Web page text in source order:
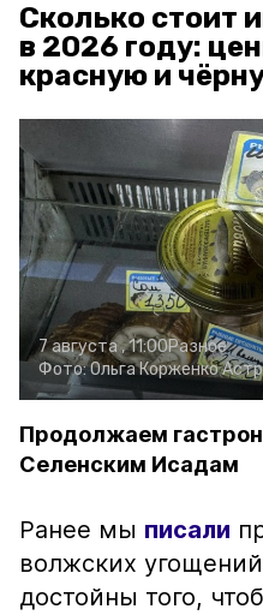
Сколько стоит
в 2026 году:
красную и
7 августа , 11:00Разное
Фото:Ольга Корженко
Продолжаем
Селенским Исадам
Ранее мы писали
волжских
достойны того,